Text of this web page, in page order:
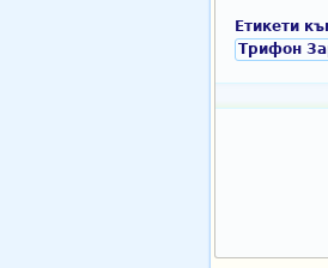
Етикети
Трифон